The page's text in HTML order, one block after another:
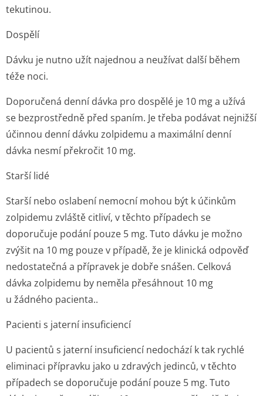
tekutinou.
Dospělí
Dávku je nutno užít najednou a neužívat další během
téže noci.
Doporučená denní dávka pro dospělé je 10 mg a užívá
se bezprostředně před spaním. Je třeba podávat nejnižší
účinnou denní dávku zolpidemu a maximální denní
dávka nesmí překročit 10 mg.
Starší lidé
Starší nebo oslabení nemocní mohou být k účinkům
zolpidemu zvláště citliví, v těchto případech se
doporučuje podání pouze 5 mg. Tuto dávku je možno
zvýšit na 10 mg pouze v případě, že je klinická odpověď
nedostatečná a přípravek je dobře snášen. Celková
dávka zolpidemu by neměla přesáhnout 10 mg
u žádného pacienta..
Pacienti s jaterní insuficiencí
U pacientů s jaterní insuficiencí nedochází k tak rychlé
eliminaci přípravku jako u zdravých jedinců, v těchto
případech se doporučuje podání pouze 5 mg. Tuto